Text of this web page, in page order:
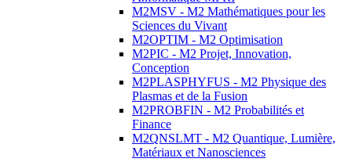
M2MSV - M2 Mathématiques pour les
Sciences du Vivant
M2OPTIM - M2 Optimisation
M2PIC - M2 Projet, Innovation,
Conception
M2PLASPHYFUS - M2 Physique des
Plasmas et de la Fusion
M2PROBFIN - M2 Probabilités et
Finance
M2QNSLMT - M2 Quantique, Lumière,
Matériaux et Nanosciences